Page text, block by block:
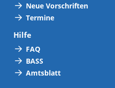
Neue Vorschriften
Termine
Hilfe
FAQ
BASS
Amtsblatt